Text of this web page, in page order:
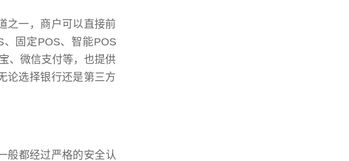
之一，商户可以直接前
固定POS、智能POS
、微信支付等，也提供
论选择银行还是第三方
般都经过严格的安全认